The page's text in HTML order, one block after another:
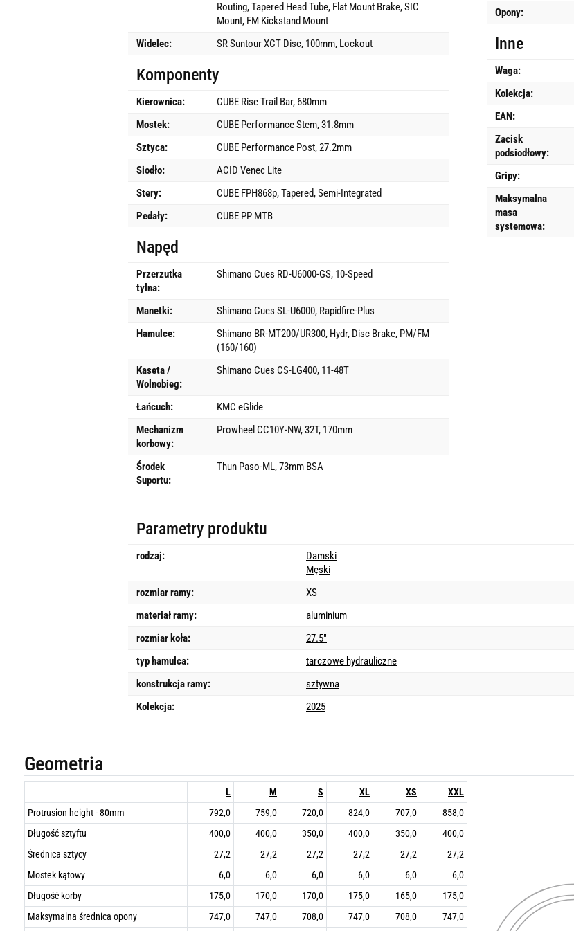
Routing, Tapered Head Tube, Flat Mount Brake, SIC
Mount, FM Kickstand Mount
Widelec:
SR Suntour XCT Disc, 100mm, Lockout
Komponenty
Kierownica:
CUBE Rise Trail Bar, 680mm
Mostek:
CUBE Performance Stem, 31.8mm
Sztyca:
CUBE Performance Post, 27.2mm
Siodło:
ACID Venec Lite
Stery:
CUBE FPH868p, Tapered, Semi-Integrated
Pedały:
CUBE PP MTB
Napęd
Przerzutka
tylna:
Shimano Cues RD-U6000-GS, 10-Speed
Manetki:
Shimano Cues SL-U6000, Rapidfire-Plus
Hamulce:
Shimano BR-MT200/UR300, Hydr, Disc Brake, PM/FM
(160/160)
Kaseta /
Wolnobieg:
Shimano Cues CS-LG400, 11-48T
Łańcuch:
KMC eGlide
Mechanizm
korbowy:
Prowheel CC10Y-NW, 32T, 170mm
Środek
Suportu:
Thun Paso-ML, 73mm BSA
Opony:
Inne
Waga:
Kolekcja:
EAN:
Zacisk
podsiodłowy:
Gripy:
Maksymalna
masa
systemowa:
Parametry produktu
rodzaj:
Damski
Męski
rozmiar ramy:
XS
materiał ramy:
aluminium
rozmiar koła:
27.5"
typ hamulca:
tarczowe hydrauliczne
konstrukcja ramy:
sztywna
Kolekcja:
2025
Geometria
L M S XL XS
XXL
Protrusion height - 80mm
792,0 759,0 720,0 824,0 707,0
858,0
Długość sztyftu
400,0 400,0 350,0 400,0 350,0
400,0
Średnica sztycy
27,2 27,2 27,2 27,2 27,2
27,2
Mostek kątowy
6,0 6,0 6,0 6,0 6,0
6,0
Długość korby
175,0 170,0 170,0 175,0 165,0
175,0
Maksymalna średnica opony
747,0 747,0 708,0 747,0 708,0
747,0